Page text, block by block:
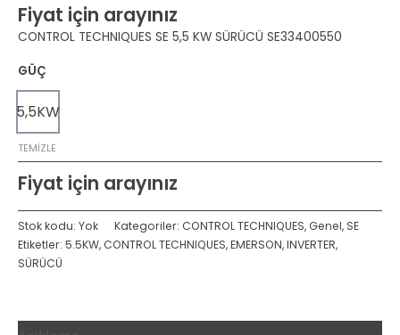
Fiyat için arayınız
CONTROL TECHNIQUES SE 5,5 KW SÜRÜCÜ SE33400550
GÜÇ
5,5KW
TEMIZLE
Fiyat için arayınız
Stok kodu: Yok Kategoriler: CONTROL TECHNIQUES,Genel, SE
Etiketler: 5.5KW,CONTROL TECHNIQUES,EMERSON,INVERTER,
SÜRÜCÜ